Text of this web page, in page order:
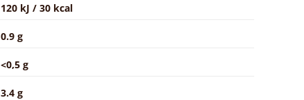
120 kJ / 30 kcal
0.9 g
<0,5 g
3.4 g